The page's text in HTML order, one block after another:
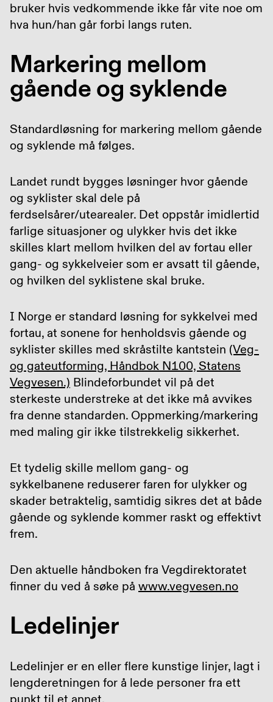
bruker hvis vedkommende ikke får vite noe om
hva hun/han går forbi langs ruten.
Markering mellom
gående og syklende
Standardløsning for markering mellom gående
og syklende må følges.
Landet rundt bygges løsninger hvor gående
og syklister skal dele på
ferdselsårer/utearealer. Det oppstår imidlertid
farlige situasjoner og ulykker hvis det ikke
skilles klart mellom hvilken del av fortau eller
gang- og sykkelveier som er avsatt til gående,
og hvilken del syklistene skal bruke.
I Norge er standard løsning for sykkelvei med
fortau, at sonene for henholdsvis gående og
syklister skilles med skråstilte kantstein (Veg-
og gateutforming, Håndbok N100, Statens
Vegvesen.) Blindeforbundet vil på det
sterkeste understreke at det ikke må avvikes
fra denne standarden. Oppmerking/markering
med maling gir ikke tilstrekkelig sikkerhet.
Et tydelig skille mellom gang- og
sykkelbanene reduserer faren for ulykker og
skader betraktelig, samtidig sikres det at både
gående og syklende kommer raskt og effektivt
frem.
Den aktuelle håndboken fra Vegdirektoratet
finner du ved å søke på www.vegvesen.no
Ledelinjer
Ledelinjer er en eller flere kunstige linjer, lagt i
lengderetningen for å lede personer fra ett